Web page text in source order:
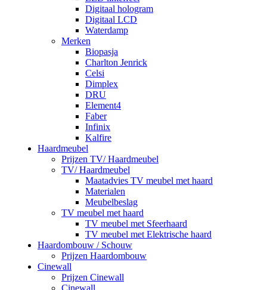
Digitaal hologram
Digitaal LCD
Waterdamp
Merken
Biopasja
Charlton Jenrick
Celsi
Dimplex
DRU
Element4
Faber
Infinix
Kalfire
Haardmeubel
Prijzen TV/ Haardmeubel
TV/ Haardmeubel
Maatadvies TV meubel met haard
Materialen
Meubelbeslag
TV meubel met haard
TV meubel met Sfeerhaard
TV meubel met Elektrische haard
Haardombouw / Schouw
Prijzen Haardombouw
Cinewall
Prijzen Cinewall
Cinewall